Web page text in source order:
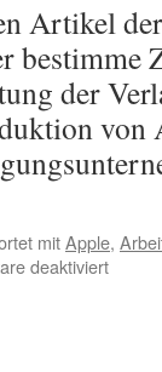
Artikel
der
von
mitApple,
deaktiviertfür